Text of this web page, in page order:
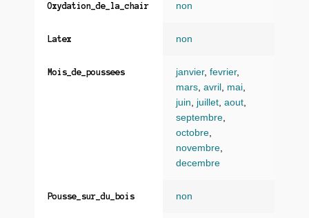
Oxydation_de_la_chair non
Latex non
Mois_de_poussees janvier, fevrier,
mars, avril , mai,
juin, juillet, aout,
septembre,
octobre,
novembre,
decembre
Pousse_sur_du_bois non